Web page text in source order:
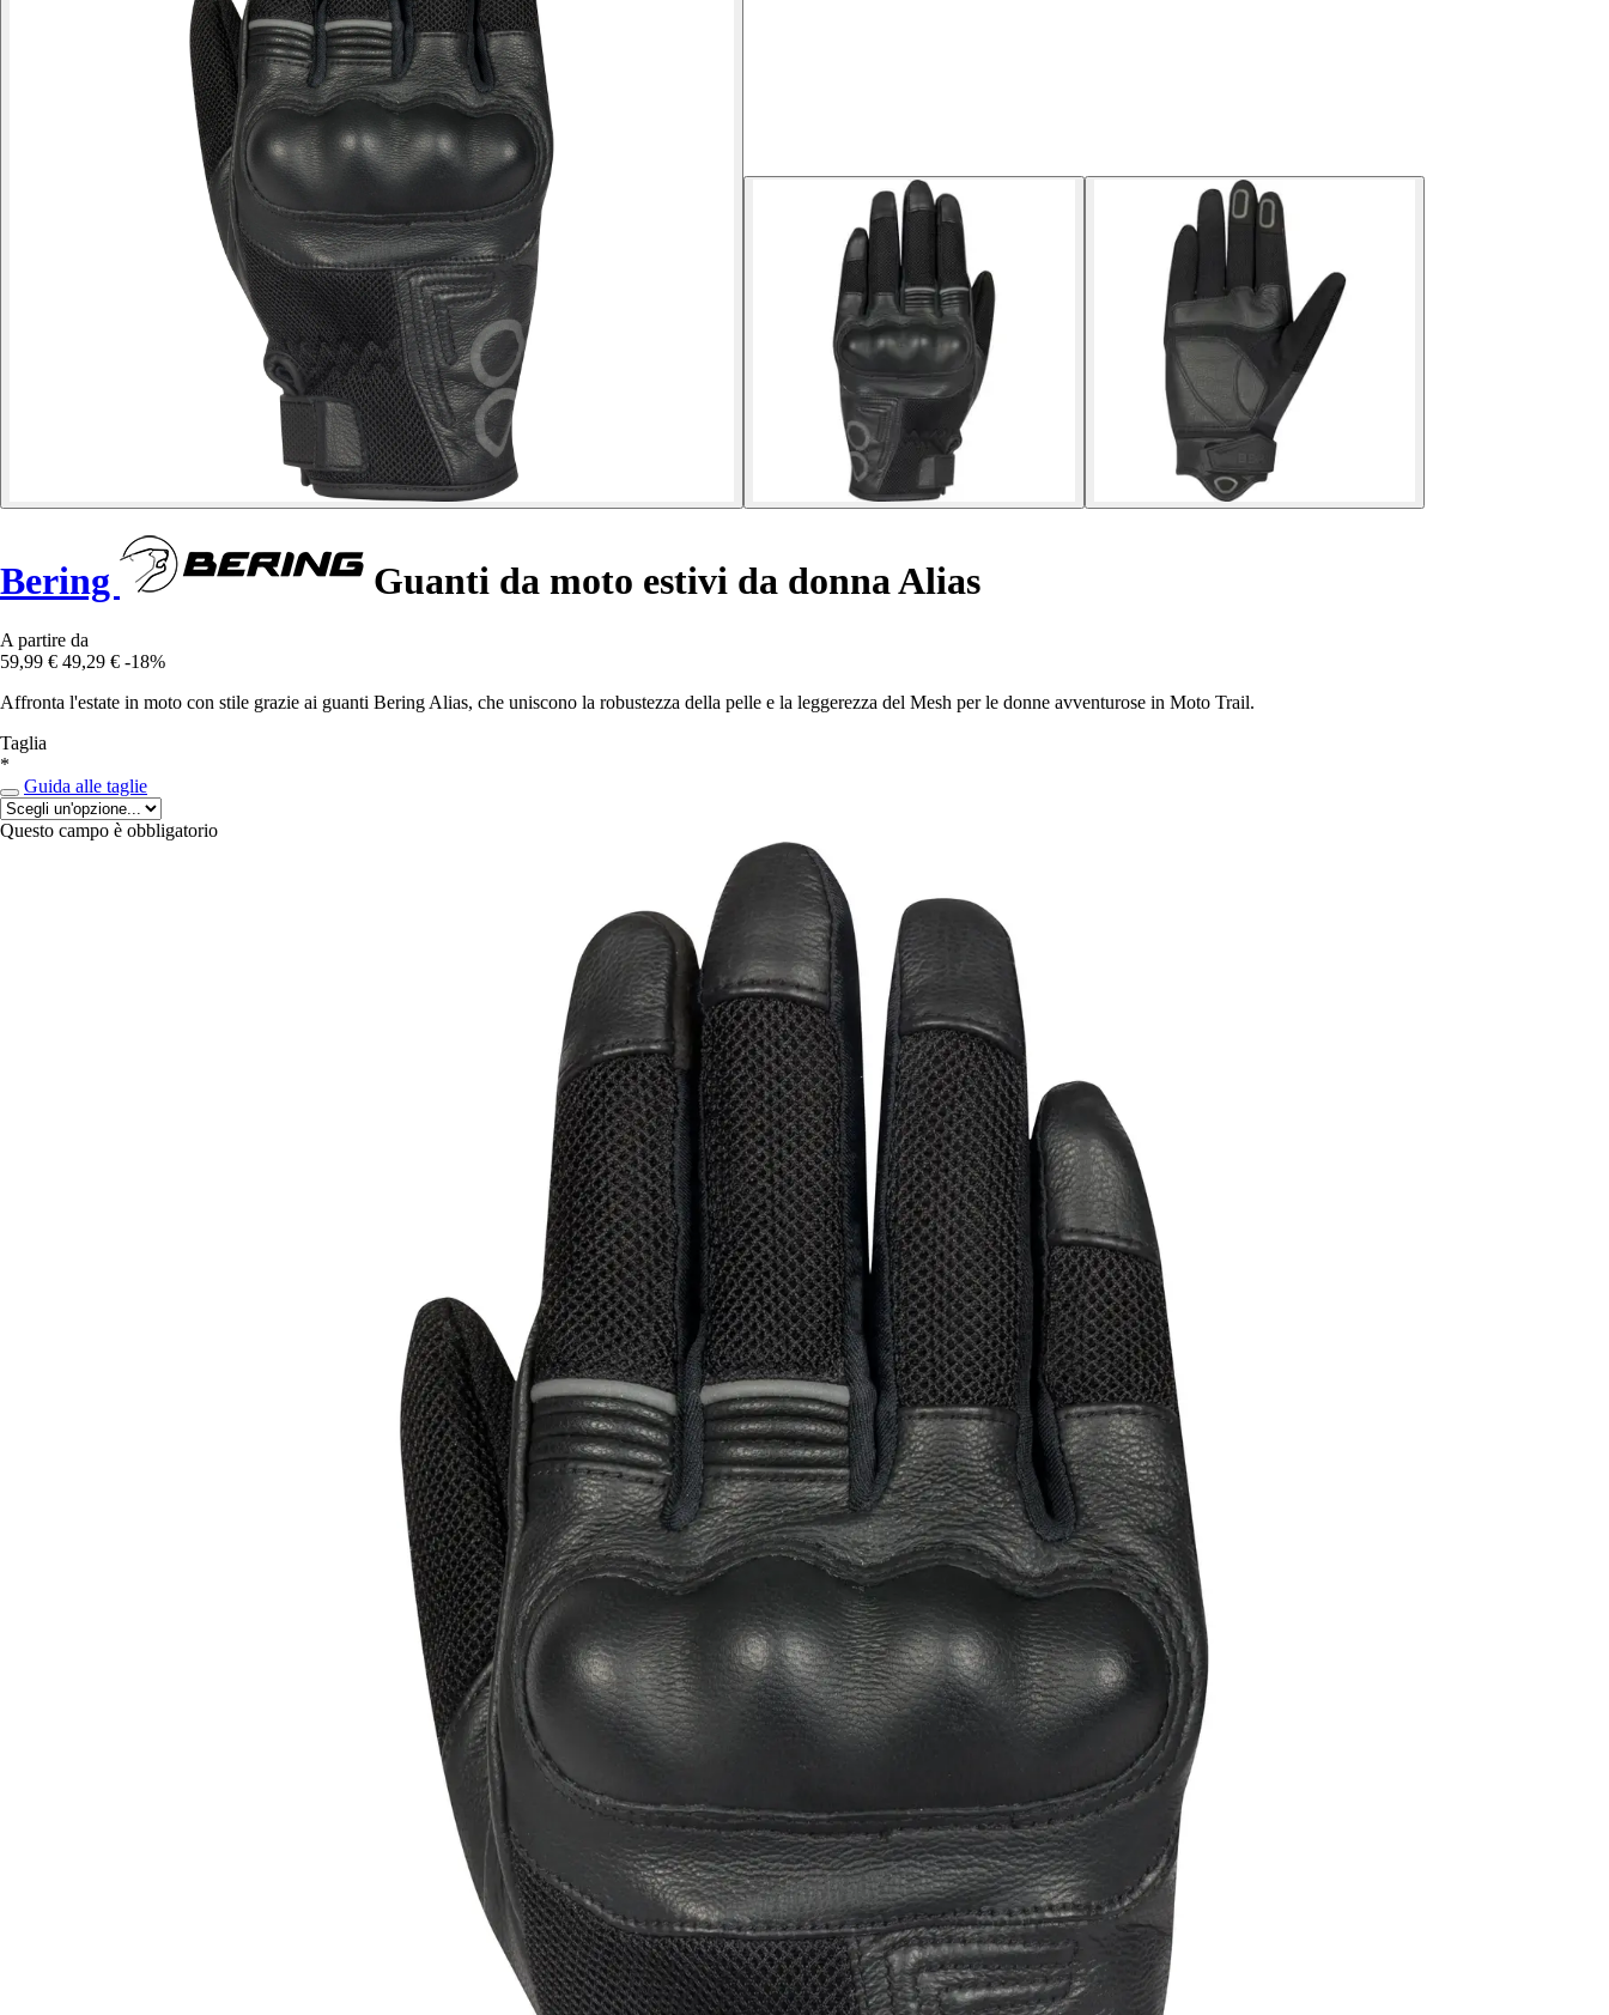
Bering Guanti da moto estivi da donna Alias
A partire da
59,99 € 49,29 € -18%
Affronta l'estate in moto con stile grazie ai guanti Bering Alias, che uniscono la robustezza della pelle e la leggerezza del Mesh per le donne avventurose in Moto Trail.
Taglia
*
Guida alle taglie
Questo campo è obbligatorio